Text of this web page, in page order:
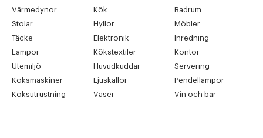
Värmedynor
Kök
Badrum
Stolar
Hyllor
Möbler
Täcke
Elektronik
Inredning
Lampor
Kökstextiler
Kontor
Utemiljö
Huvudkuddar
Servering
Köksmaskiner
Ljuskällor
Pendellampor
Köksutrustning
Vaser Vin och bar